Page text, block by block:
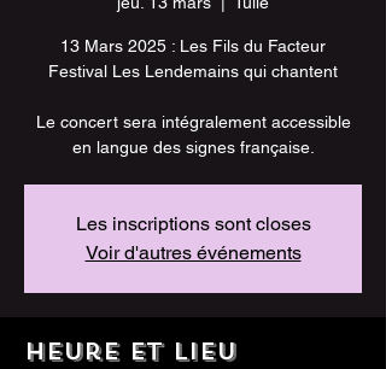
13 Mars 2025 : Les Fils du Facteur
Festival Les Lendemains qui chantent
Le concert sera intégralement accessible
en langue des signes française.
Les inscriptions sont closes
Voir d'autres événements
Heure et lieu